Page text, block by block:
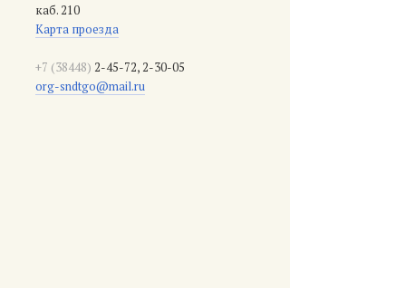
каб. 210
Карта проезда
+7 (38448) 2-45-72, 2-30-05
org-sndtgo@mail.ru